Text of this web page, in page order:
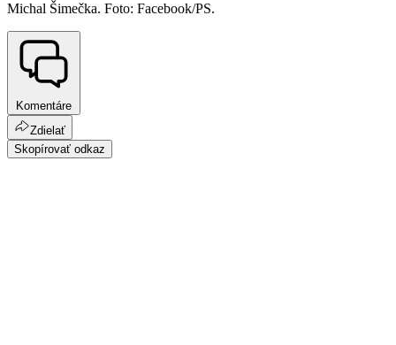
Michal Šimečka. Foto: Facebook/PS.
Komentáre
Zdielať
Skopírovať odkaz